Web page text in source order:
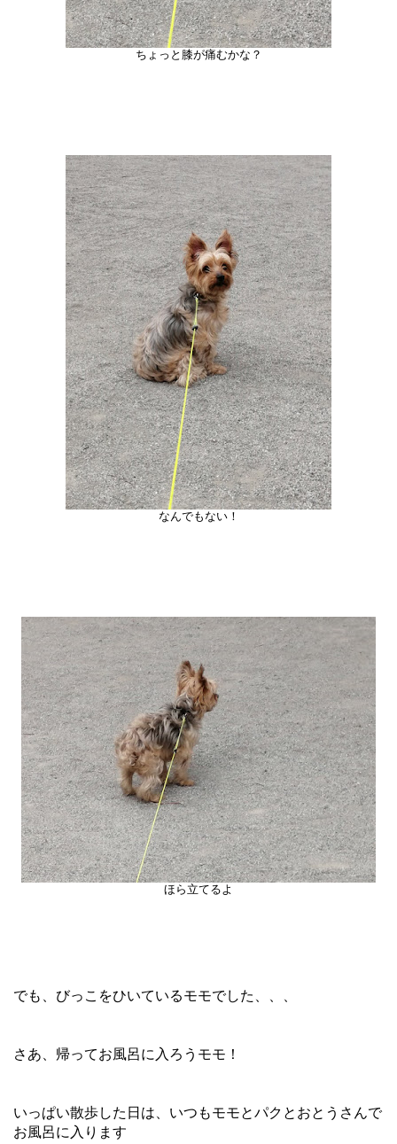
ちょっと膝が痛むかな？
なんでもない！
ほら立てるよ
でも、びっこをひいているモモでした、、、
さあ、帰ってお風呂に入ろうモモ！
いっぱい散歩した日は、いつもモモとパクとおとうさんで
お風呂に入ります